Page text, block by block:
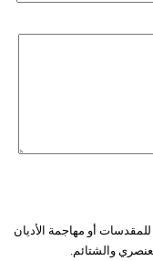
أو مهاجمة الأديان
والشتائم.